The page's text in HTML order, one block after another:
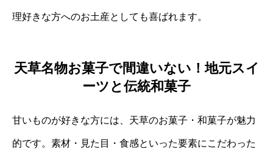
理好きな方へのお土産としても喜ばれます。
天草名物お菓子で間違いない！地元スイ
ーツと伝統和菓子
甘いものが好きな方には、天草のお菓子・和菓子が魅力
的です。素材・見た目・食感といった要素にこだわった